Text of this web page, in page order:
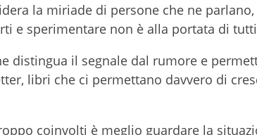
la miriade di persone che ne parlano,
e sperimentare non è alla portata di
distingua il segnale dal rumore e
libri che ci permettano davvero di
coinvolti è meglio guardare la